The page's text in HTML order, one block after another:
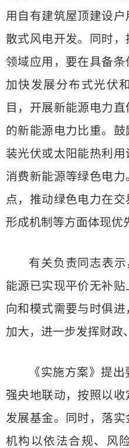
用自有建筑屋顶建设
散式风电开发。同时
领域应用，要在具备
加快发展分布式光伏
目，开展新能源电力
的新能源电力比重。
装光伏或太阳能热利
消费新能源等绿色电
点，推动绿色电力在
形成机制等方面体现优
有关负责同志表示
能源已实现平价无补
向和模式需要与时俱
加大，进一步发挥财政
《实施方案》提
强央地联动，按照以
发展基金。同时，落
机构以依法合规、风